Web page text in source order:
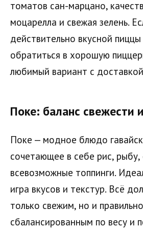
томатов сан-марцано,
моцарелла и свежая зелень.
действительно вкусной
обратиться в хорошую
любимый вариант с
Поке: баланс свежести
Поке — модное блюдо
сочетающее в себе рис,
всевозможные топпинги.
игра вкусов и текстур. Всё
только свежим, но и
сбалансированным по весу и